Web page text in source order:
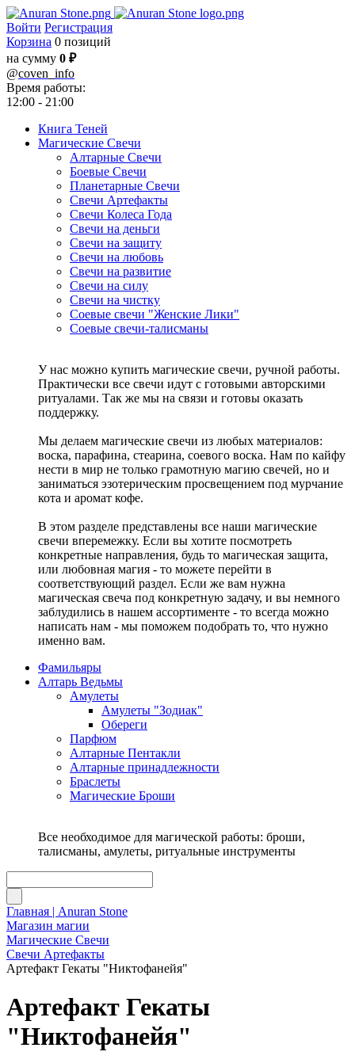
Войти Регистрация
Корзина 0 позиций
на сумму 0 ₽
@coven_info
Время работы:
12:00 - 21:00
Книга Теней
Магические Свечи
Алтарные Свечи
Боевые Свечи
Планетарные Свечи
Свечи Артефакты
Свечи Колеса Года
Свечи на деньги
Свечи на защиту
Свечи на любовь
Свечи на развитие
Свечи на силу
Свечи на чистку
Соевые свечи "Женские Лики"
Соевые свечи-талисманы
У нас можно купить магические свечи, ручной работы.
Практически все свечи идут с готовыми авторскими
ритуалами. Так же мы на связи и готовы оказать
поддержку.
Мы делаем магические свечи из любых материалов:
воска, парафина, стеарина, соевого воска. Нам по кайфу
нести в мир не только грамотную магию свечей, но и
заниматься эзотерическим просвещением под мурчание
кота и аромат кофе.
В этом разделе представлены все наши магические
свечи вперемежку. Если вы хотите посмотреть
конкретные направления, будь то магическая защита,
или любовная магия - то можете перейти в
соответствующий раздел. Если же вам нужна
магическая свеча под конкретную задачу, и вы немного
заблудились в нашем ассортименте - то всегда можно
написать нам - мы поможем подобрать то, что нужно
именно вам.
Фамильяры
Алтарь Ведьмы
Амулеты
Амулеты "Зодиак"
Обереги
Парфюм
Алтарные Пентакли
Алтарные принадлежности
Браслеты
Магические Броши
Все необходимое для магической работы: броши,
талисманы, амулеты, ритуальные инструменты
Главная | Anuran Stone
Магазин магии
Магические Свечи
Свечи Артефакты
Артефакт Гекаты "Никтофанейя"
Артефакт Гекаты
"Никтофанейя"